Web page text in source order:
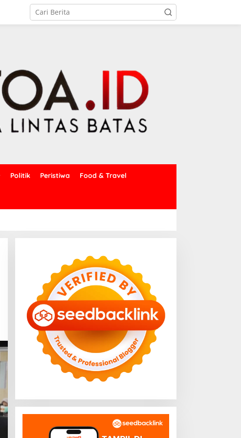
Politik Peristiwa Food & Travel